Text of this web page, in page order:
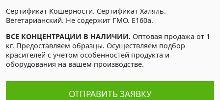
Сертификат Кошерности. Сертификат Халяль.
Вегетарианский. Не содержит ГМО. Е160а.
ВСЕ КОНЦЕНТРАЦИИ В НАЛИЧИИ. Оптовая продажа от 1
кг. Предоставляем образцы. Осуществляем подбор
красителей с учетом особенностей продукта и
оборудования на вашем производстве.
ОТПРАВИТЬ ЗАЯВКУ